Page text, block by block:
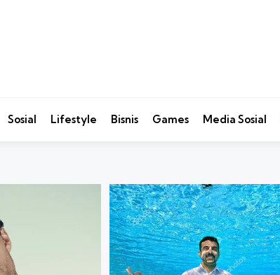
Sosial Lifestyle Bisnis Games Media Sosial